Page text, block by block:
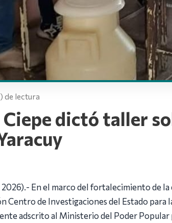
de lectura
dictó taller
2026).- En el marco del fortalecimiento de la
Centro de Investigaciones del Estado
adscrito al Ministerio del Poder Popular